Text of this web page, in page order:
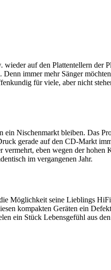
auf den Plattentellern der
immer mehr Sänger
für viele, aber nicht
Nischenmarkt bleiben. Das
gerade auf den CD-Markt
vermehrt, eben wegen der hohen
im vergangenen Jahr.
Möglichkeit seine Lieblings
kompakten Geräten ein
ein Stück Lebensgefühl aus